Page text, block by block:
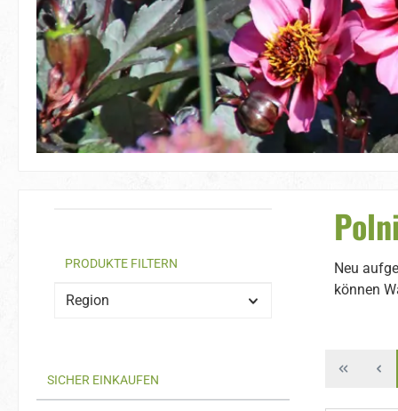
PRODUKTE FILTERN
Region
SICHER EINKAUFEN
Neu
können